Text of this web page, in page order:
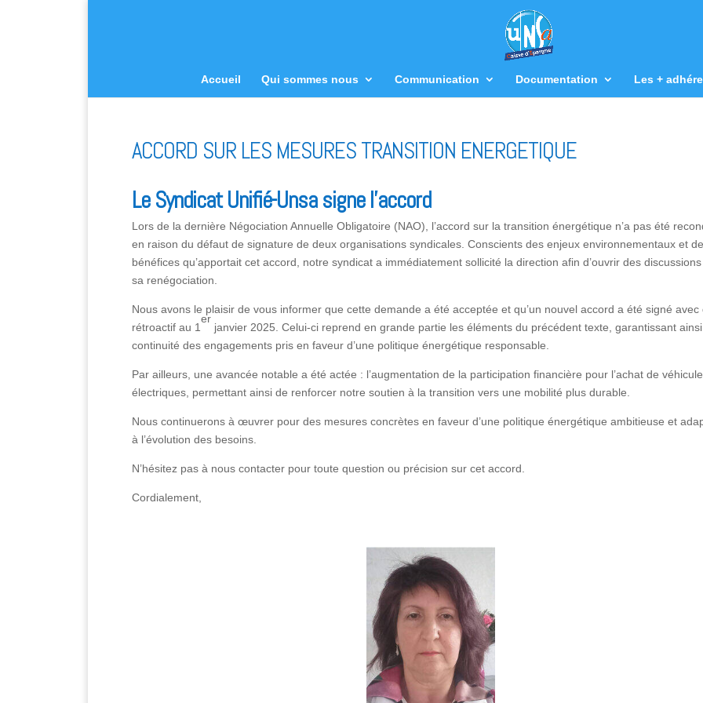
Accueil Qui sommes nous Communication Documentation Les +
ACCORD SUR LES MESURES TRANSITION ENERGETIQUE
Le Syndicat Unifié-Unsa signe l’accord
Lors de la dernière Négociation Annuelle Obligatoire (NAO), l’accord sur la transition énergétique n’a pas été
en raison du défaut de signature de deux organisations syndicales. Conscients des enjeux environnementaux et
bénéfices qu’apportait cet accord, notre syndicat a immédiatement sollicité la direction afin d’ouvrir des
sa renégociation.
Nous avons le plaisir de vous informer que cette demande a été acceptée et qu’un nouvel accord a été signé avec
rétroactif au 1
er
janvier 2025. Celui-ci reprend en grande partie les éléments du précédent texte, garantissant
continuité des engagements pris en faveur d’une politique énergétique responsable.
Par ailleurs, une avancée notable a été actée : l’augmentation de la participation financière pour l’achat de
électriques, permettant ainsi de renforcer notre soutien à la transition vers une mobilité plus durable.
Nous continuerons à œuvrer pour des mesures concrètes en faveur d’une politique énergétique ambitieuse et
à l’évolution des besoins.
N’hésitez pas à nous contacter pour toute question ou précision sur cet accord.
Cordialement,